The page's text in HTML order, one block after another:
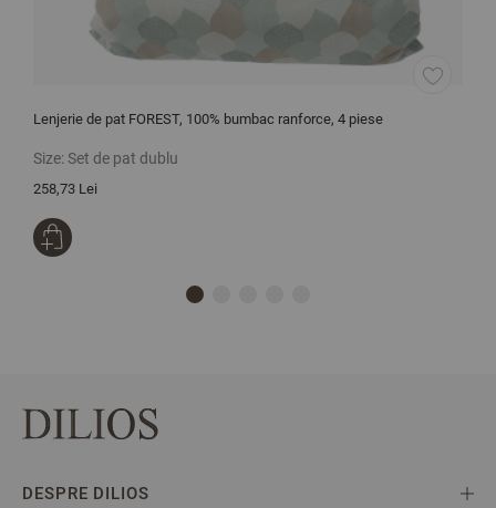
Lenjerie de pat FOREST, 100% bumbac ranforce, 4 piese
Size:Set de pat dublu
258,73 Lei
DESPRE DILIOS